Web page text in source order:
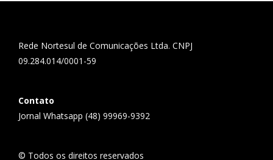
Rede Nortesul de Comunicações Ltda. CNPJ
09.284.014/0001-59
Contato
Jornal Whatsapp (48) 99969-9392
© Todos os direitos reservados